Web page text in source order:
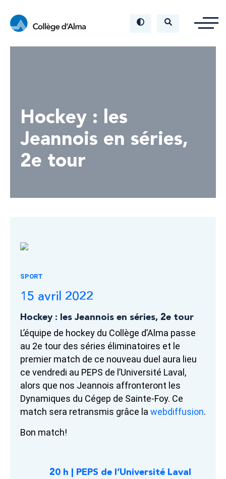
Hockey : les
Jeannois en séries,
2e tour
SPORT
15 avril 2022
Hockey : les Jeannois en séries, 2e tour
L’équipe de hockey du Collège d’Alma passe
au 2e tour des séries éliminatoires et le
premier match de ce nouveau duel aura lieu
ce vendredi au PEPS de l’Université Laval,
alors que nos Jeannois affronteront les
Dynamiques du Cégep de Sainte-Foy. Ce
match sera retransmis grâce la webdiffusion.
Bon match!
20 h | PEPS de l’Université Laval